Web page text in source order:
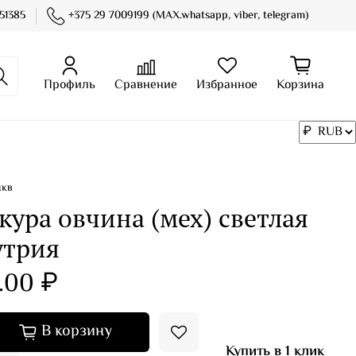
+375 29 7009199 (MAX.whatsapp, viber, telegram)
Профиль Сравнение Избранное Корзина
овчина (мех) светлая
₽
В корзину